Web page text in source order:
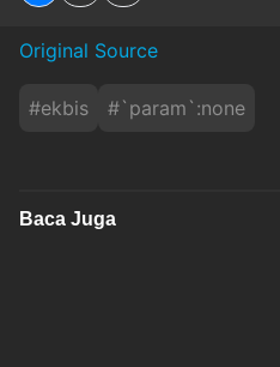
Original Source
#ekbis #`param`:none
Baca Juga